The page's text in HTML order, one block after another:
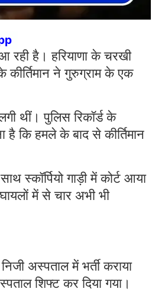
रही है। हरियाणा के चरखी
कीर्तिमान ने गुरुग्राम के एक
थीं। पुलिस रिकॉर्ड के
कि हमले के बाद से कीर्तिमान
स्कॉर्पियो गाड़ी में कोर्ट आया
में से चार अभी भी
अस्पताल में भर्ती कराया
शिफ्ट कर दिया गया।